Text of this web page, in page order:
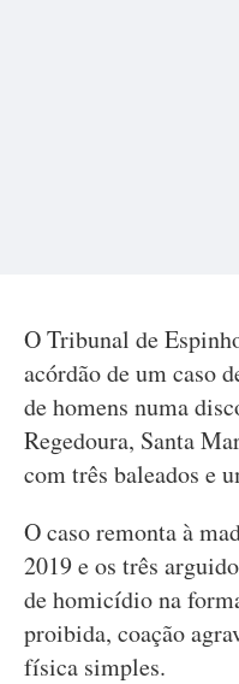
O Tribunal de
acórdão de um caso
de homens numa
Regedoura, Santa
com três baleados e
O caso remonta à
2019 e os três
de homicídio na
proibida, coação
física simples.